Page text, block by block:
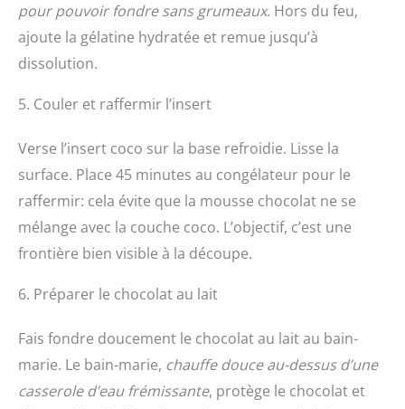
pour pouvoir fondre sans grumeaux. Hors du feu,
ajoute la gélatine hydratée et remue jusqu’à
dissolution.
5. Couler et raffermir l’insert
Verse l’insert coco sur la base refroidie. Lisse la
surface. Place 45 minutes au congélateur pour le
raffermir: cela évite que la mousse chocolat ne se
mélange avec la couche coco. L’objectif, c’est une
frontière bien visible à la découpe.
6. Préparer le chocolat au lait
Fais fondre doucement le chocolat au lait au bain-
marie. Le bain-marie, chauffe douce au-dessus d’une
casserole d’eau frémissante, protège le chocolat et